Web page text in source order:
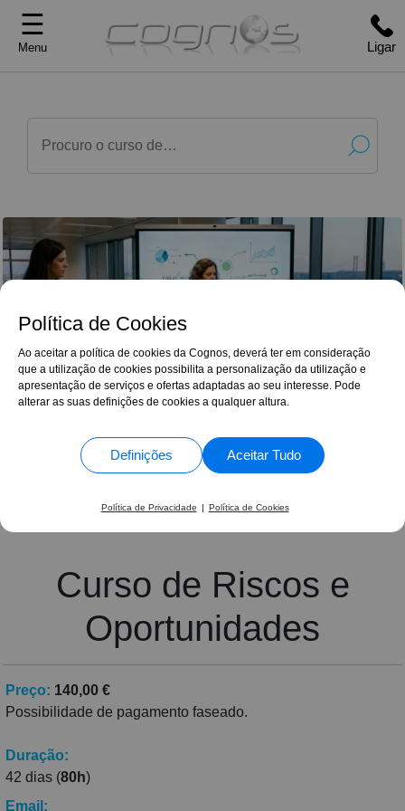
Política de Cookies
Ao aceitar a política de cookies da Cognos, deverá ter em consideração
que a utilização de cookies possibilita a personalização da utilização e
apresentação de serviços e ofertas adaptadas ao seu interesse. Pode
alterar as suas definições de cookies a qualquer altura.
Definições Aceitar Tudo
Política de Privacidade | Política de Cookies
☰
Menu Ligar
Google Reviews
4,9/5
O curso de Técnico Auxiliar de Farmácia tirado
na Cognos deu-me excelentes formações para
Jéssica Pires •
Curso de Técnico Auxiliar de
Farmácia
Curso de Riscos e
Oportunidades
Preço: 140,00 €
Possibilidade de pagamento faseado.
Duração:
42 dias (80h)
Email: